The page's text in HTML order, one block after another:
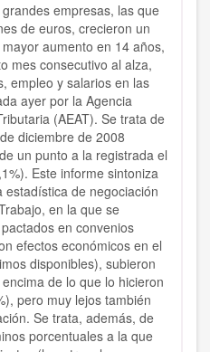
empresas, las que
de euros, crecieron un
aumento en 14 años,
mes consecutivo al alza,
empleo y salarios en las
ayer por la Agencia
(AEAT). Se trata de
diciembre de 2008
un punto a la registrada el
Este informe sintoniza
de negociación
en la que se
en convenios
efectos económicos en el
disponibles), subieron
de lo que lo hicieron
pero muy lejos también
Se trata, además, de
porcentuales a la que